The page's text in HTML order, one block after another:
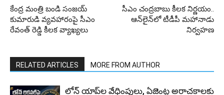
కేంద్ర మంత్రి బండి సంజయ్‌
కుమారుడి వ్యవహారంపై సీఎం
రేవంత్ రెడ్డి కీలక వ్యాఖ్యలు
సీఎం చంద్రబాబు కీలక నిర్ణయం..
ఆన్‌లైన్‌లో టీడీపీ మహానాడు
నిర్వహణ
RELATED ARTICLES MORE FROM AUTHOR
లోన్ యాప్‌ల వేధింపులు, ఏజెంట్ల అరాచకాలకు